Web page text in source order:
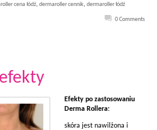
cena łódź, dermaroller cennik, dermaroller łódź
0 Comments
Efekty po zastosowaniu
Derma Rollera:
skóra jest nawilżona i